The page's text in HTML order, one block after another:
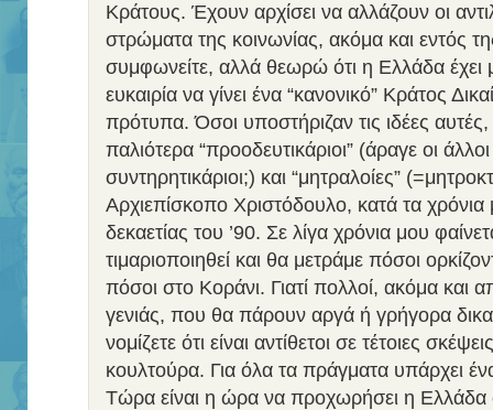
Κράτους. Έχουν αρχίσει να αλλάζουν οι
στρώματα της κοινωνίας, ακόμα και εντός
συμφωνείτε, αλλά θεωρώ ότι η Ελλάδα έχει
ευκαιρία να γίνει ένα “κανονικό” Κράτος
πρότυπα. Όσοι υποστήριζαν τις ιδέες αυτές,
παλιότερα “προοδευτικάριοι” (άραγε οι άλλοι
συντηρητικάριοι;) και “μητραλοίες”
Αρχιεπίσκοπο Χριστόδουλο, κατά τα χρόνια
δεκαετίας του ’90. Σε λίγα χρόνια μου
τιμαριοποιηθεί και θα μετράμε πόσοι
πόσοι στο Κοράνι. Γιατί πολλοί, ακόμα και
γενιάς, που θα πάρουν αργά ή γρήγορα
νομίζετε ότι είναι αντίθετοι σε τέτοιες
κουλτούρα. Για όλα τα πράγματα υπάρχει
Τώρα είναι η ώρα να προχωρήσει η